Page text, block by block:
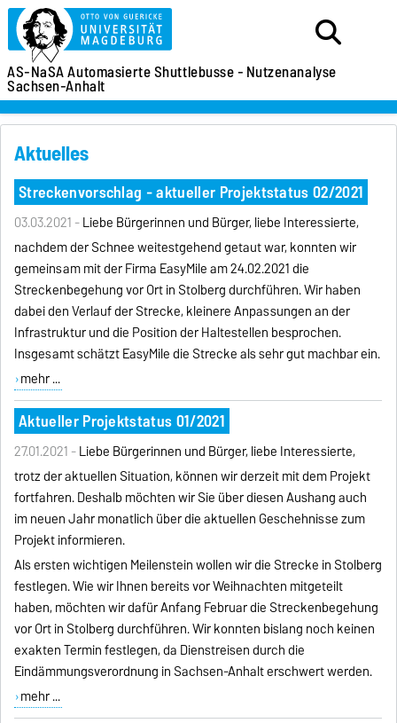
AS-NaSAAutomasierte Shuttlebusse -Nutzenanalyse
Sachsen-Anhalt
Aktuelles
Streckenvorschlag - aktueller Projektstatus 02/2021
03.03.2021 -Liebe Bürgerinnen und Bürger, liebe Interessierte,
nachdem der Schnee weitestgehend getaut war, konnten wir
gemeinsam mit der Firma EasyMile am 24.02.2021 die
Streckenbegehung vor Ort in Stolberg durchführen. Wir haben
dabei den Verlauf der Strecke, kleinere Anpassungen an der
Infrastruktur und die Position der Haltestellen besprochen.
Insgesamt schätzt EasyMile die Strecke als sehr gut machbar ein.
mehr ...
Aktueller Projektstatus 01/2021
27.01.2021 -Liebe Bürgerinnen und Bürger, liebe Interessierte,
trotz der aktuellen Situation, können wir derzeit mit dem Projekt
fortfahren. Deshalb möchten wir Sie über diesen Aushang auch
im neuen Jahr monatlich über die aktuellen Geschehnisse zum
Projekt informieren.
Als ersten wichtigen Meilenstein wollen wir die Strecke in Stolberg
festlegen. Wie wir Ihnen bereits vor Weihnachten mitgeteilt
haben, möchten wir dafür Anfang Februar die Streckenbegehung
vor Ort in Stolberg durchführen. Wir konnten bislang noch keinen
exakten Termin festlegen, da Dienstreisen durch die
Eindämmungsverordnung in Sachsen-Anhalt erschwert werden.
mehr ...